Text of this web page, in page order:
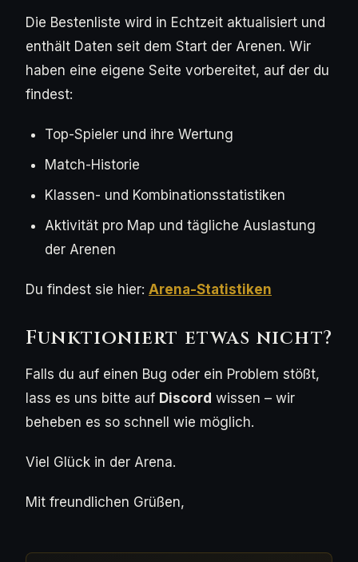
Die Bestenliste wird in Echtzeit aktualisiert und
enthält Daten seit dem Start der Arenen. Wir
haben eine eigene Seite vorbereitet, auf der du
findest:
Top-Spieler und ihre Wertung
Match-Historie
Klassen- und Kombinationsstatistiken
Aktivität pro Map und tägliche Auslastung
der Arenen
Du findest sie hier: Arena-Statistiken
Funktioniert etwas nicht?
Falls du auf einen Bug oder ein Problem stößt,
lass es uns bitte auf Discord wissen – wir
beheben es so schnell wie möglich.
Viel Glück in der Arena.
Mit freundlichen Grüßen,